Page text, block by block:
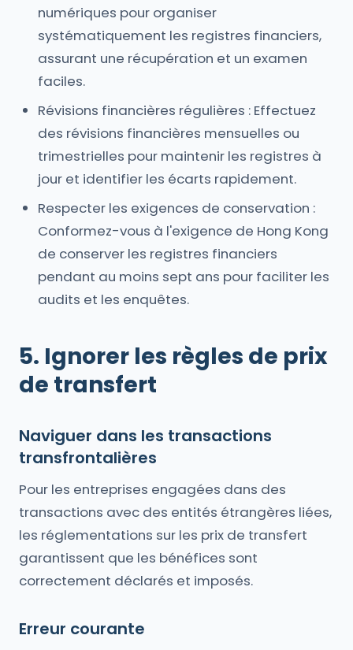
numériques pour organiser
systématiquement les registres financiers,
assurant une récupération et un examen
faciles.
Révisions financières régulières : Effectuez
des révisions financières mensuelles ou
trimestrielles pour maintenir les registres à
jour et identifier les écarts rapidement.
Respecter les exigences de conservation :
Conformez-vous à l'exigence de Hong Kong
de conserver les registres financiers
pendant au moins sept ans pour faciliter les
audits et les enquêtes.
5. Ignorer les règles de prix
de transfert
Naviguer dans les transactions
transfrontalières
Pour les entreprises engagées dans des
transactions avec des entités étrangères liées,
les réglementations sur les prix de transfert
garantissent que les bénéfices sont
correctement déclarés et imposés.
Erreur courante